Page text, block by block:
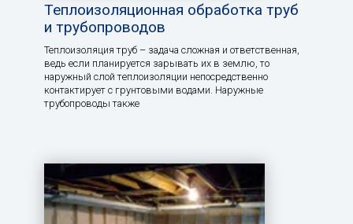
Теплоизоляционная обработка труб
и трубопроводов
Теплоизоляция труб – задача сложная и ответственная,
ведь если планируется зарывать их в землю, то
наружный слой теплоизоляции непосредственно
контактирует с грунтовыми водами. Наружные
трубопроводы также